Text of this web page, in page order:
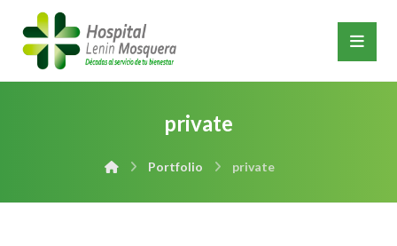
private
Portfolio private